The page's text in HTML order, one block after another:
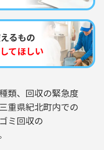
るもの
てほしい
類、回収の緊急度
三重県紀北町内での
ミ回収の